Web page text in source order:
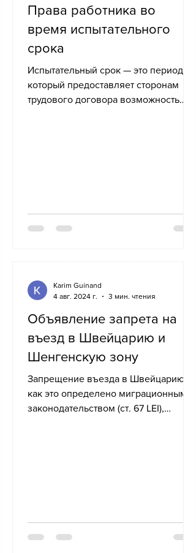
Права работника во
время испытательного
срока
Испытательный срок — это период,
который предоставляет сторонам
трудового договора возможность
Объявление запрета на
въезд в Швейцарию и
Шенгенскую зону
Запрещение въезда в Швейцарию,
как это определено миграционным
законодательством (ст. 67 LEI),
Karim Guinand
4 авг. 2024 г.
3 мин. чтения